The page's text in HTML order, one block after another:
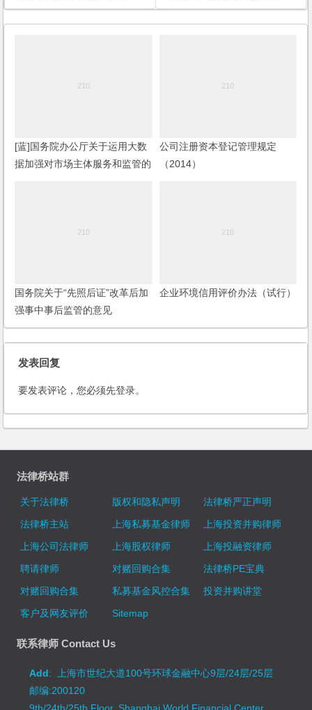
[蓝]国务院办公厅关于运用大数
据加强对市场主体服务和监管的
公司注册资本登记管理规定
（2014）
国务院关于“先照后证”改革后加
强事中事后监管的意见
企业环境信用评价办法（试行）
发表回复
要发表评论，您必须先登录。
法律桥站群
关于法律桥 版权和隐私声明
法律桥严正声明
法律桥主站
上海私募基金律师
上海投资并购律师
上海公司法律师
上海股权律师
上海投融资律师
聘请律师
对赌回购合集
法律桥PE宝典
对赌回购合集
私募基金风控合集
投资并购讲堂
客户及网友评价
Sitemap
联系律师 Contact Us
Add: 上海市世纪大道100号环球金融中心9层/24层/25层
邮编:200120